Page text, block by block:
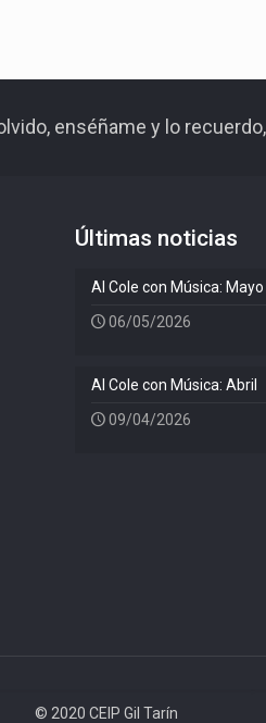
enséñame y lo
Últimas noticias
Al Cole con Música: Mayo
06/05/2026
Al Cole con Música: Abril
09/04/2026
© 2020 CEIP Gil Tarín